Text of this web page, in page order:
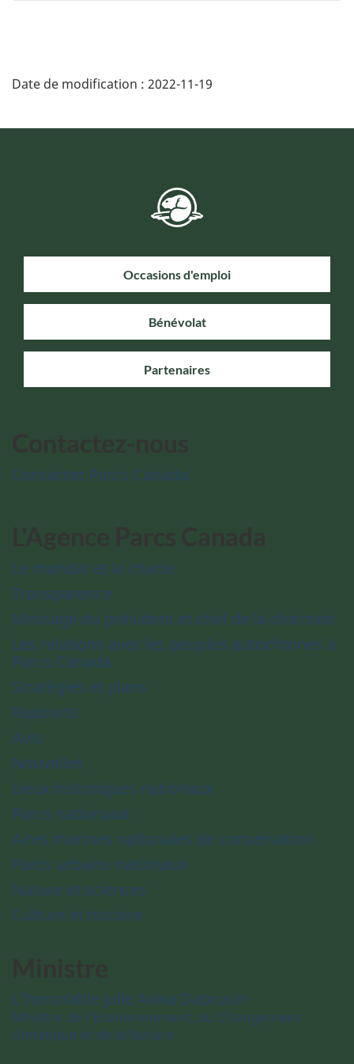
Date de modification : 2022-11-19
Occasions d'emploi
Bénévolat
Partenaires
Contactez Parcs Canada
Le mandat et la charte
Transparence
Message du président et chef de la direction
Les relations avec les peuples autochtones à
Parcs Canada
Stratégies et plans
Rapports
Avis
Nouvelles
Lieux historiques nationaux
Parcs nationaux
Aires marines nationales de conservation
Parcs urbains nationaux
Nature et sciences
Culture et histoire
L’honorable Julie Aviva Dabrusin
Ministre de l’Environnement, du Changement
climatique et de la Nature